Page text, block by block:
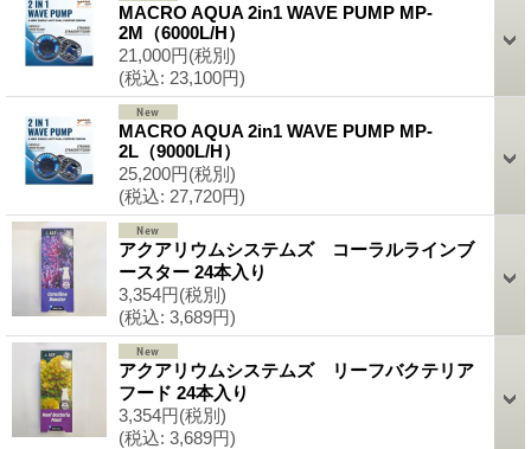
MACRO AQUA 2in1 WAVE PUMP MP-
2M（6000L/H）
21,000円(税別)
(税込: 23,100円)
MACRO AQUA 2in1 WAVE PUMP MP-
2L（9000L/H）
25,200円(税別)
(税込: 27,720円)
アクアリウムシステムズ コーラルラインブ
ースター 24本入り
3,354円(税別)
(税込: 3,689円)
アクアリウムシステムズ リーフバクテリア
フード 24本入り
3,354円(税別)
(税込: 3,689円)